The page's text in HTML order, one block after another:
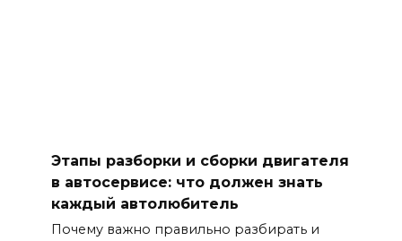
Этапы разборки и сборки двигателя
в автосервисе: что должен знать
каждый автолюбитель
Почему важно правильно разбирать и